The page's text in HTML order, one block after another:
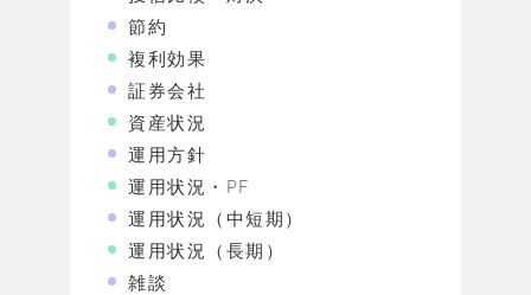
節約
複利効果
証券会社
資産状況
運用方針
運用状況・PF
運用状況（中短期）
運用状況（長期）
雑談